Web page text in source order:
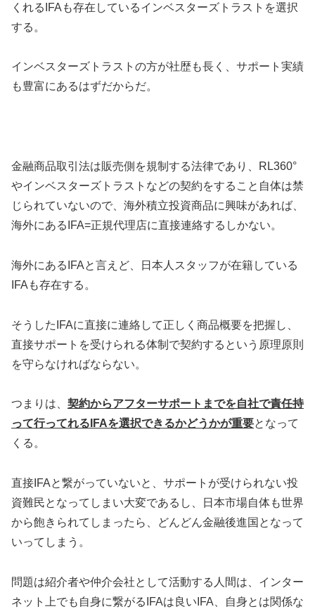
くれるIFAも存在しているインベスターズトラストを選択
する。
インベスターズトラストの方が社歴も長く、サポート実績
も豊富にあるはずだからだ。
金融商品取引法は販売側を規制する法律であり、RL360°
やインベスターズトラストなどの契約をすること自体は禁
じられていないので、海外積立投資商品に興味があれば、
海外にあるIFA=正規代理店に直接連絡するしかない。
海外にあるIFAと言えど、日本人スタッフが在籍している
IFAも存在する。
そうしたIFAに直接に連絡して正しく商品概要を把握し、
直接サポートを受けられる体制で契約するという原理原則
を守らなければならない。
つまりは、 契約からアフターサポートまでを自社で責任持
って行ってれるIFAを選択できるかどうかが重要となって
くる。
直接IFAと繋がっていないと、サポートが受けられない投
資難民となってしまい大変であるし、日本市場自体も世界
から飽きられてしまったら、どんどん金融後進国となって
いってしまう。
問題は紹介者や仲介会社として活動する人間は、インター
ネット上でも自身に繋がるIFAは良いIFA、自身とは関係な